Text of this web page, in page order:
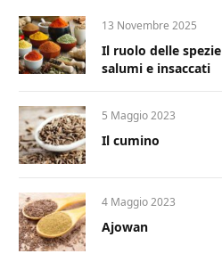
13 Novembre 2025
Il ruolo delle
salumi e insaccati
5 Maggio 2023
Il cumino
4 Maggio 2023
Ajowan